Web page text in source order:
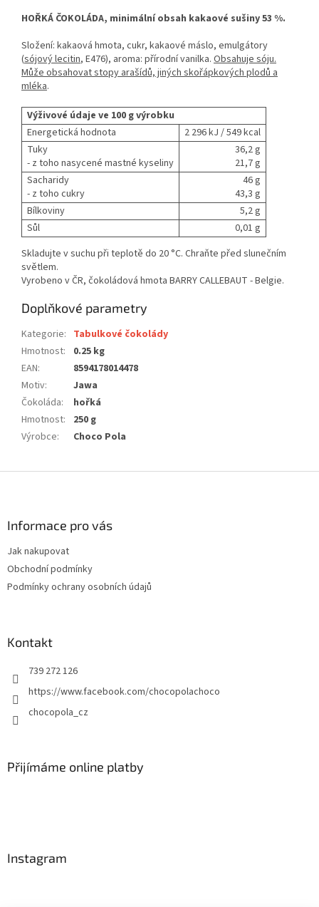
HOŘKÁ ČOKOLÁDA, minimální obsah kakaové sušiny 53 %.
Složení: kakaová hmota, cukr, kakaové máslo, emulgátory
(sójový lecitin, E476), aroma: přírodní vanilka. Obsahuje sóju.
Může obsahovat stopy arašídů, jiných skořápkových plodů a
mléka.
Výživové údaje ve 100 g výrobku
Energetická hodnota
2 296 kJ / 549 kcal
Tuky
- z toho nasycené mastné kyseliny
36,2 g
21,7 g
Sacharidy
- z toho cukry
46 g
43,3 g
Bílkoviny
5,2 g
Sůl
0,01 g
Skladujte v suchu při teplotě do 20 °C. Chraňte před slunečním
světlem.
Vyrobeno v ČR, čokoládová hmota BARRY CALLEBAUT - Belgie.
Doplňkové parametry
Kategorie: Tabulkové čokolády
Hmotnost:
0.25 kg
EAN:
8594178014478
Motiv:
Jawa
Čokoláda:
hořká
Hmotnost:
250 g
Výrobce: Choco Pola
Informace pro vás
Jak nakupovat
Obchodní podmínky
Podmínky ochrany osobních údajů
Kontakt
739 272 126
https://www.facebook.com/chocopolachoco
chocopola_cz
Přijímáme online platby
Instagram